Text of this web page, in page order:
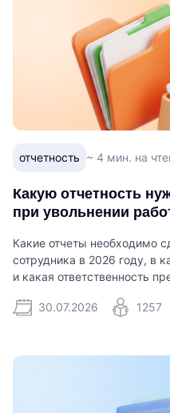
отчетность ~ 4 мин. на
Какую отчетность
при увольнении
Какие отчеты необходимо
сотрудника в 2026 году, в
и какая ответственность
30.07.2026 1257